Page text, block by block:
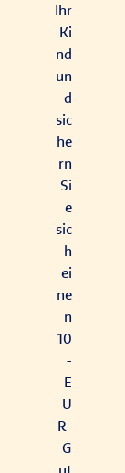
Ihr
Ki
nd
un
d
sic
he
rn
Si
e
sic
h
ei
ne
n
10
-
E
U
R-
G
ut